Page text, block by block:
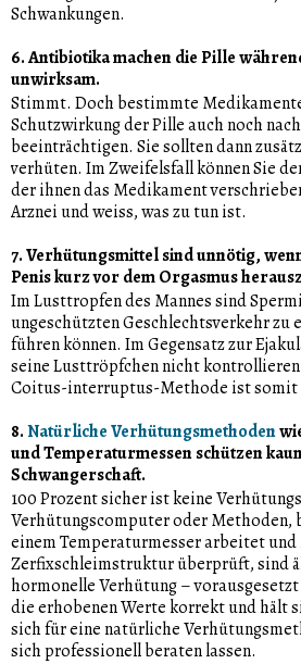
Schwankungen.
6. Antibiotika machen die Pille
unwirksam.
Stimmt. Doch bestimmte
Schutzwirkung der Pille auch noch
beeinträchtigen. Sie sollten dann
verhüten. Im Zweifelsfall können Sie
der ihnen das Medikament
Arznei und weiss, was zu tun ist.
7. Verhütungsmittel sind unnötig,
Penis kurz vor dem Orgasmus
Im Lusttropfen des Mannes sind
ungeschützten Geschlechtsverkehr zu
führen können. Im Gegensatz zur
seine Lusttröpfchen nicht
Coitus-interruptus-Methode ist somit
8.Natürliche Verhütungsmethoden
und Temperaturmessen schützen
Schwangerschaft.
100 Prozent sicher ist keine
Verhütungscomputer oder Methoden,
einem Temperaturmesser arbeitet
Zerfixschleimstruktur überprüft, sind
hormonelle Verhütung –
die erhobenen Werte korrekt und hält
sich für eine natürliche
sich professionell beraten lassen.